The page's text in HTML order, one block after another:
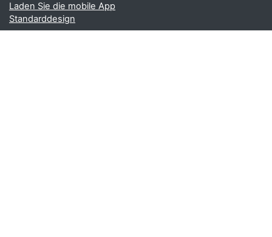
Laden Sie die mobile App
Standarddesign